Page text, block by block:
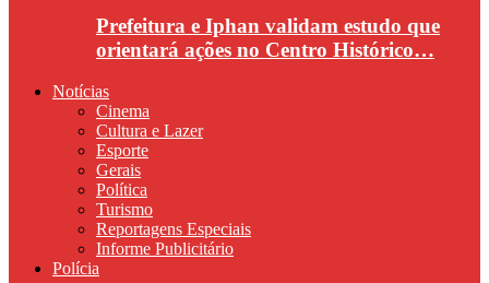
Prefeitura e Iphan validam estudo que
orientará ações no Centro Histórico…
Notícias
Cinema
Cultura e Lazer
Esporte
Gerais
Política
Turismo
Reportagens Especiais
Informe Publicitário
Polícia